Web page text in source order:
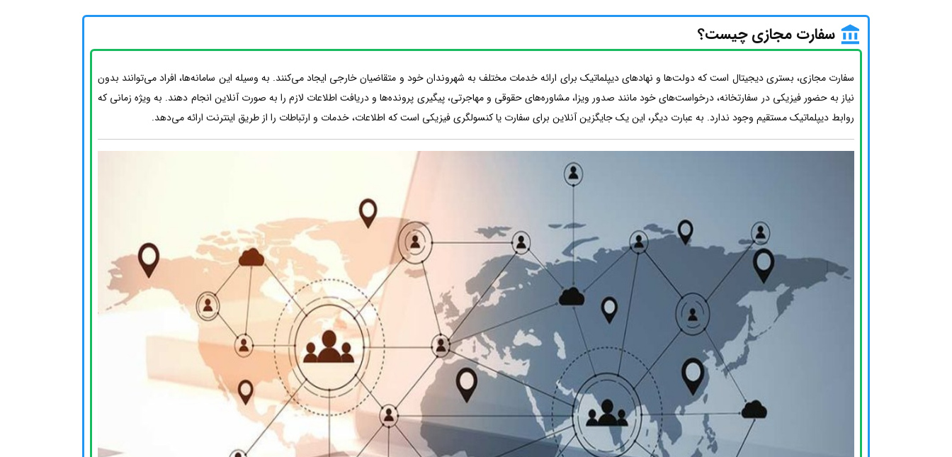
سفارت مجازی چیست؟
سفارت مجازی، بستری دیجیتال است که دولت‌ها و نهادهای دیپلماتیک برای ارائه خدمات مختلف به شهروندان خود و متقاضیان خارجی ایجاد می‌کنند. به وسیله این سامانه‌ها، افراد می‌توانند بدون
نیاز به حضور فیزیکی در سفارتخانه، درخواست‌های خود مانند صدور ویزا، مشاوره‌های حقوقی و مهاجرتی، پیگیری پرونده‌ها و دریافت اطلاعات لازم را به صورت آنلاین انجام دهند. به ویژه زمانی که
روابط دیپلماتیک مستقیم وجود ندارد. به عبارت دیگر، این یک جایگزین آنلاین برای سفارت یا کنسولگری فیزیکی است که اطلاعات، خدمات و ارتباطات را از طریق اینترنت ارائه می‌دهد.